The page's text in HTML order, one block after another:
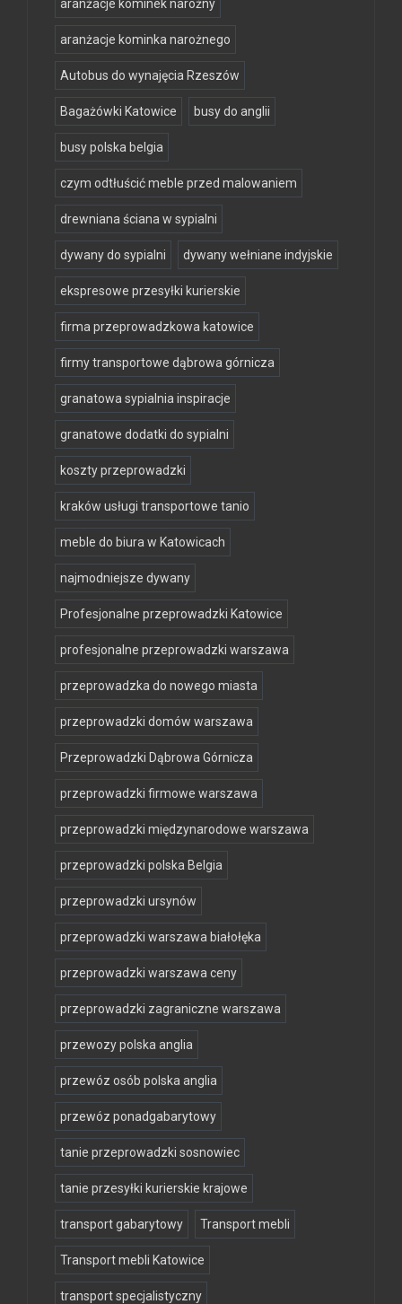
aranżacje kominek narożny
aranżacje kominka narożnego
Autobus do wynajęcia Rzeszów
Bagażówki Katowice busy do anglii
busy polska belgia
czym odtłuścić meble przed malowaniem
drewniana ściana w sypialni
dywany do sypialni dywany wełniane indyjskie
ekspresowe przesyłki kurierskie
firma przeprowadzkowa katowice
firmy transportowe dąbrowa górnicza
granatowa sypialnia inspiracje
granatowe dodatki do sypialni
koszty przeprowadzki
kraków usługi transportowe tanio
meble do biura w Katowicach
najmodniejsze dywany
Profesjonalne przeprowadzki Katowice
profesjonalne przeprowadzki warszawa
przeprowadzka do nowego miasta
przeprowadzki domów warszawa
Przeprowadzki Dąbrowa Górnicza
przeprowadzki firmowe warszawa
przeprowadzki międzynarodowe warszawa
przeprowadzki polska Belgia
przeprowadzki ursynów
przeprowadzki warszawa białołęka
przeprowadzki warszawa ceny
przeprowadzki zagraniczne warszawa
przewozy polska anglia
przewóz osób polska anglia
przewóz ponadgabarytowy
tanie przeprowadzki sosnowiec
tanie przesyłki kurierskie krajowe
transport gabarytowy Transport mebli
Transport mebli Katowice
transport specjalistyczny